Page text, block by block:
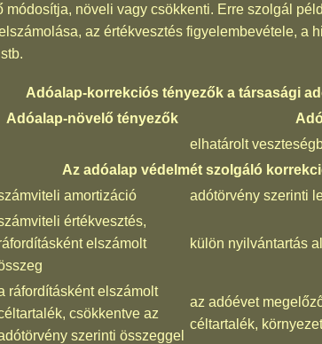
módosítja, növeli vagy csökkenti. Erre szolgál
az értékvesztés figyelembevétele, a
Adóalap-korrekciós tényezők a társasági
Adóalap-növelő tényezők
elhatárolt
Az adóalap védelmét szolgáló
amortizáció adótörvény szerinti
értékvesztés,
elszámolt
külön nyilvántartás
ráfordításként elszámolt
csökkentve az
szerinti összeggel
az adóévet
céltartalék,